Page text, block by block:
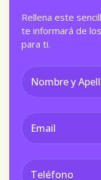
Rellena este
te informará de
para ti.